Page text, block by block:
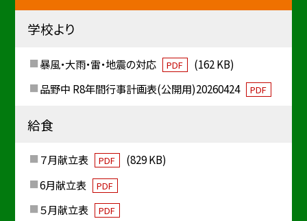
学校より
暴風・大雨・雷・地震の対応 PDF
(162 KB)
品野中 R8年間行事計画表(公開用)20260424
PDF
給食
７月献立表 PDF
(829 KB)
6月献立表
PDF
５月献立表 PDF